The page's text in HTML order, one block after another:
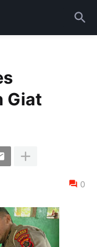
Giat
0